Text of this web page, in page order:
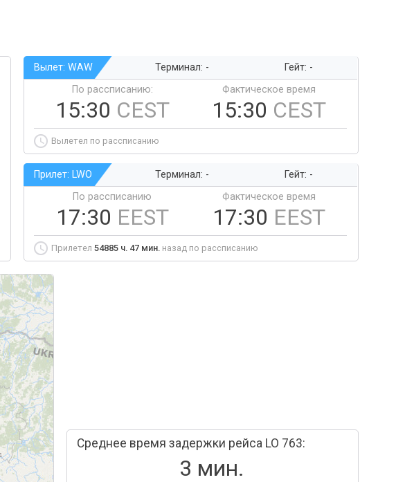
Вылет: WAW Терминал: -
Гейт: -
По рассписанию:
15:30 CEST
Фактическое время
15:30 CEST
Вылетел по рассписанию
Прилет: LWO Терминал: -
Гейт: -
По рассписанию
17:30 EEST
Фактическое время
17:30 EEST
Прилетел 54885 ч. 47 мин. назад по рассписанию
Среднее время задержки рейса LO 763:
3 мин.